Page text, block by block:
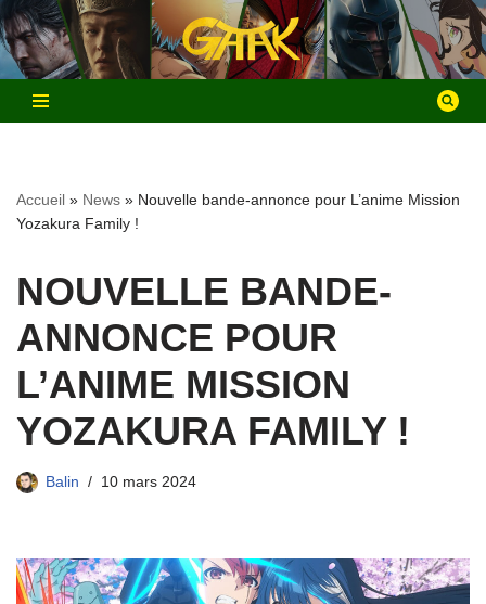
Aller
au
contenu
Accueil » News » Nouvelle bande-annonce pour L’anime Mission
Yozakura Family !
NOUVELLE BANDE-
ANNONCE POUR
L’ANIME MISSION
YOZAKURA FAMILY !
Balin 10 mars 2024